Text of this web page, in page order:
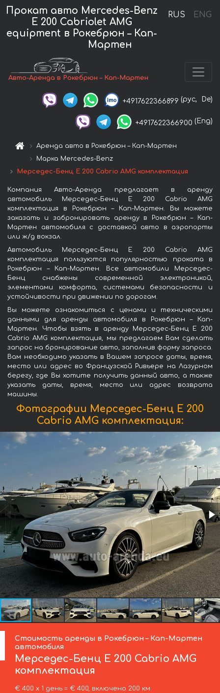
RUS ENG
Прокат авто Mercedes-Benz
E 200 Cabriolet AMG
equipment в Рокебрюн – Кап-
Мартен
Авто-Аренда в Рокебрюн – Кап-Мартен
+4917622366899 (рус, De)
+4917622366900 (Eng)
Аренда авто в Рокебрюн – Кап-Мартен
Марка Mercedes-Benz
Мерседес-Бенц E 200 Cabrio AMG комплектация
Компания Авто-Аренда предлагает в аренду
автомобиль Мерседес-Бенц E 200 Cabrio AMG
комплектация в Рокебрюн – Кап-Мартен. Вы можете
заказать и забронировать аренду в Рокебрюн – Кап-
Мартен автомобиля с доставкой авто в аэропорты
или ж/д вокзал.
Автомобиль Мерседес-Бенц E 200 Cabrio AMG
комплектация пользуются популярностью проката в
Рокебрюн – Кап-Мартен. Все автомобили Мерседес-
Бенц снабжены современной электроникой,
элементами комфорта, системами безопасности и
устойчивости при движении по дорогам.
Вы можете ознакомиться с ценами и техническими
данными для аренды автомобиля в Рокебрюн – Кап-
Мартен. Чтобы взять в аренду Мерседес-Бенц E 200
Cabrio AMG комплектация, мы предлагаем Вам сделать
запрос на бронирование авто, заполнив форму запроса.
Вам необходимо указать в Вашем запросе даты, время,
место или адрес во Французской Ривьере на Лазурном
берегу, где Вы хотите получить данный авто, а также
указать даты, время, место или адрес возврата
машины.
Фотографии Мерседес-Бенц E 200
Cabrio AMG комплектация:
Стоимость аренды в Рокебрюн – Кап-Мартен
автомобиля
Мерседес-Бенц E 200 Cabrio AMG
комплектация
€ 400 х 1 день = € 400, включено 200 км